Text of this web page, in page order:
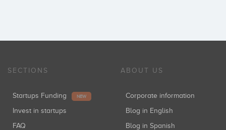
SECTIONS
Startups Funding NEW
Invest in startups
FAQ
ABOUT US
Corporate information
Blog in English
Blog in Spanish